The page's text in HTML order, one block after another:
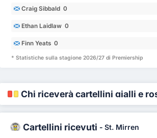
Craig Sibbald 0
Ethan Laidlaw 0
Finn Yeats 0
* Statistiche sulla stagione 2026/27 di Premiership
Chi riceverà cartellini gialli e
Cartellini ricevuti - St. Mirren